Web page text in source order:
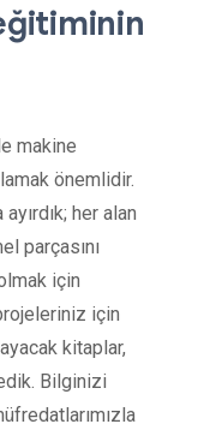
makine
önemlidir.
her alan
parçasını
için
için
kitaplar,
Bilginizi